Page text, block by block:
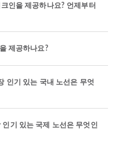
인을 제공하나요? 언제부터
제공하나요?
인기 있는 국내 노선은 무엇
기 있는 국제 노선은 무엇인